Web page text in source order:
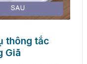
thông tắc
Giã